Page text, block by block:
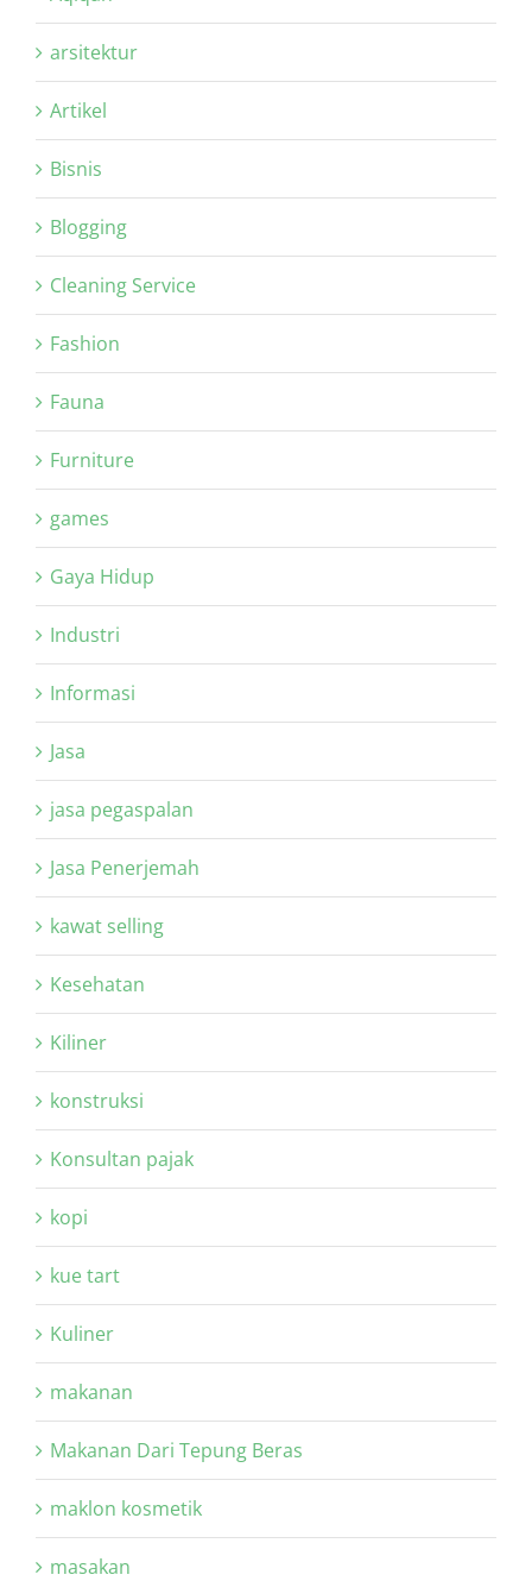
arsitektur
Artikel
Bisnis
Blogging
Cleaning Service
Fashion
Fauna
Furniture
games
Gaya Hidup
Industri
Informasi
Jasa
jasa pegaspalan
Jasa Penerjemah
kawat selling
Kesehatan
Kiliner
konstruksi
Konsultan pajak
kopi
kue tart
Kuliner
makanan
Makanan Dari Tepung Beras
maklon kosmetik
masakan